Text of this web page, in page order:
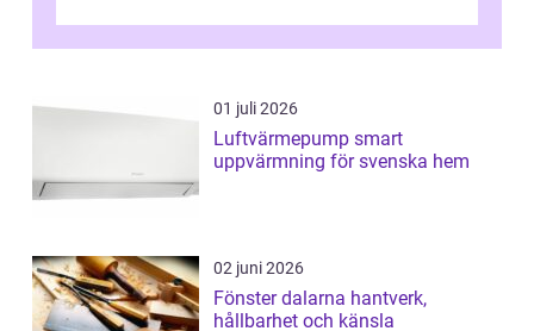
01 juli 2026
Luftvärmepump smart
uppvärmning för svenska hem
02 juni 2026
Fönster dalarna hantverk,
hållbarhet och känsla